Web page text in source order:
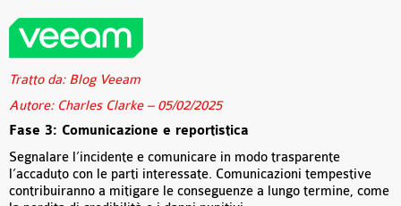
Tratto da: Blog Veeam
Autore: Charles Clarke – 05/02/2025
Fase 3: Comunicazione e reportistica
Segnalare l’incidente e comunicare in modo trasparente
l’accaduto con le parti interessate. Comunicazioni tempestive
contribuiranno a mitigare le conseguenze a lungo termine, come